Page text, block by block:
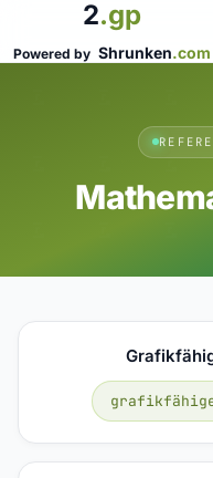
2.gp
Powered by Shrunken.com